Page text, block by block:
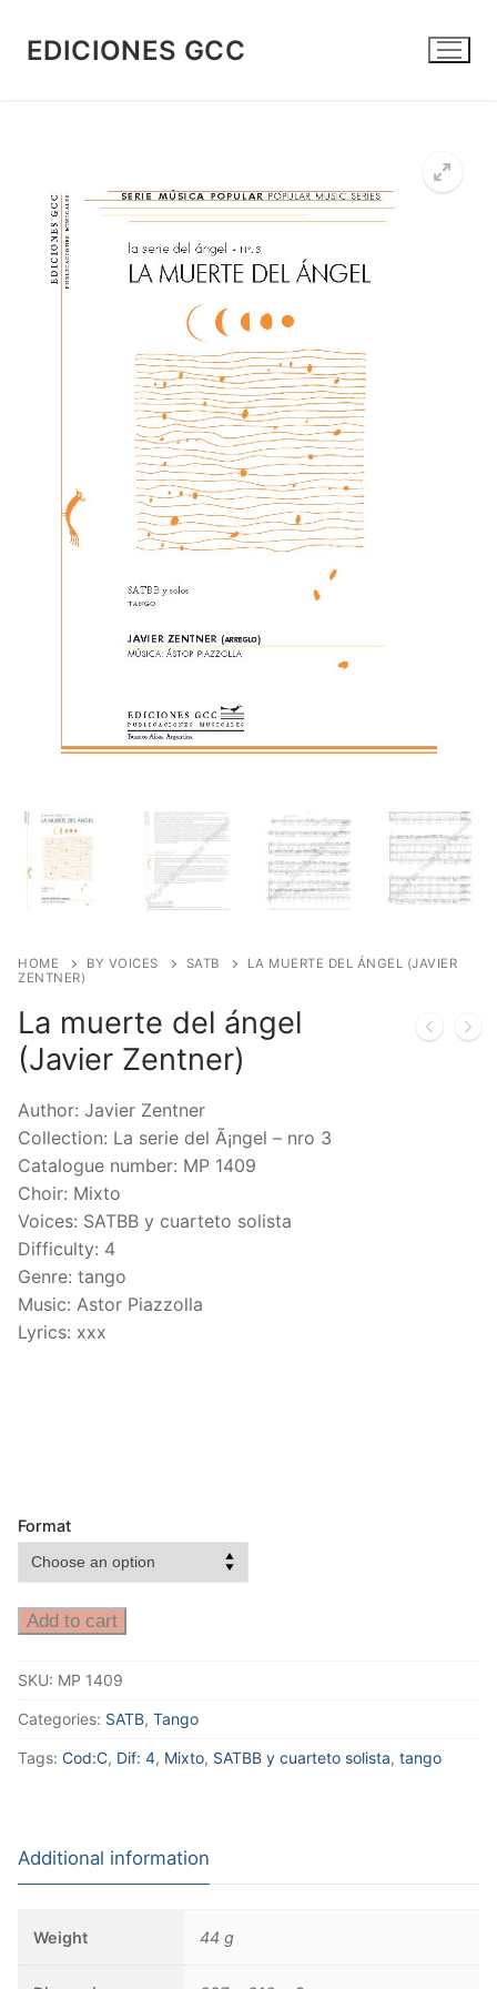
EDICIONES GCC
HOME BY VOICES SATB
LA MUERTE DEL ÁNGEL (JAVIER
ZENTNER)
La muerte del ángel
(Javier Zentner)
Author: Javier Zentner
Collection: La serie del Ã¡ngel – nro 3
Catalogue number: MP 1409
Choir: Mixto
Voices: SATBB y cuarteto solista
Difficulty: 4
Genre: tango
Music: Astor Piazzolla
Lyrics: xxx
Format
Add to cart
SKU: MP 1409
Categories: SATB, Tango
Tags: Cod:C, Dif: 4, Mixto, SATBB y cuarteto solista, tango
Additional information
Weight 44 g